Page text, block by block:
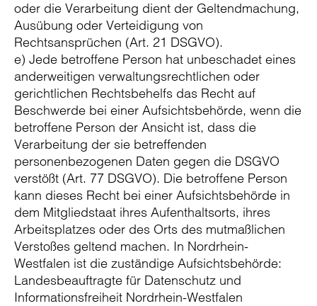
oder die Verarbeitung dient der Geltendmachung,
Ausübung oder Verteidigung von
Rechtsansprüchen (Art. 21 DSGVO).
e) Jede betroffene Person hat unbeschadet eines
anderweitigen verwaltungsrechtlichen oder
gerichtlichen Rechtsbehelfs das Recht auf
Beschwerde bei einer Aufsichtsbehörde, wenn die
betroffene Person der Ansicht ist, dass die
Verarbeitung der sie betreffenden
personenbezogenen Daten gegen die DSGVO
verstößt (Art. 77 DSGVO). Die betroffene Person
kann dieses Recht bei einer Aufsichtsbehörde in
dem Mitgliedstaat ihres Aufenthaltsorts, ihres
Arbeitsplatzes oder des Orts des mutmaßlichen
Verstoßes geltend machen. In Nordrhein-
Westfalen ist die zuständige Aufsichtsbehörde:
Landesbeauftragte für Datenschutz und
Informationsfreiheit Nordrhein-Westfalen